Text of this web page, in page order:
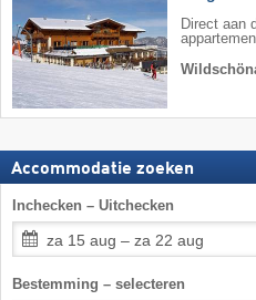
Direct aan
Accommodatie zoeken
Inchecken – Uitchecken
za 15 aug – za 22 aug
Bestemming – selecteren